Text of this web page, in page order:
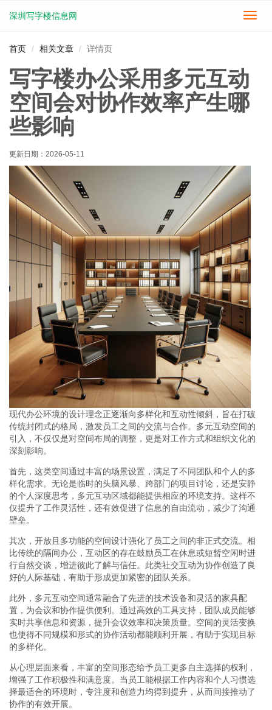
切
深圳写字楼信息网
首页 相关文章 详情页
写字楼办公采用多元互动
空间会对协作效率产生哪
些影响
更新日期： 2026-05-11
现代办公环境的设计理念正逐渐向多样化和互动性倾斜，旨在打破
传统封闭式的格局，激发员工之间的交流与合作。多元互动空间的
引入，不仅仅是对空间布局的调整，更是对工作方式和组织文化的
深刻影响。
首先，这类空间通过丰富的场景设置，满足了不同团队和个人的多
样化需求。无论是临时的头脑风暴、跨部门的项目讨论，还是安静
的个人深度思考，多元互动区域都能提供相应的环境支持。这样不
仅提升了工作灵活性，还有效促进了信息的自由流动，减少了沟通
壁垒。
其次，开放且多功能的空间设计强化了员工之间的非正式交流。相
比传统的隔间办公，互动区的存在鼓励员工在休息或短暂空闲时进
行自然交谈，增进彼此了解与信任。此类社交互动为协作创造了良
好的人际基础，有助于形成更加紧密的团队关系。
此外，多元互动空间通常融合了先进的技术设备和灵活的家具配
置，为会议和协作提供便利。通过高效的工具支持，团队成员能够
实时共享信息和资源，提升会议效率和决策质量。空间的灵活变换
也使得不同规模和形式的协作活动都能顺利开展，有助于实现目标
的多样化。
从心理层面来看，丰富的空间形态给予员工更多自主选择的权利，
增强了工作积极性和满意度。当员工能根据工作内容和个人习惯选
择最适合的环境时，专注度和创造力均得到提升，从而间接推动了
协作的有效开展。